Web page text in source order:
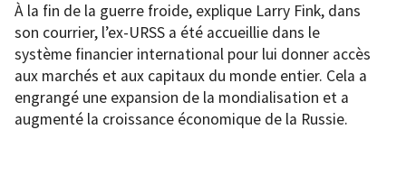
À la fin de la guerre froide, explique Larry Fink, dans
son courrier, l’ex-URSS a été accueillie dans le
système financier international pour lui donner accès
aux marchés et aux capitaux du monde entier. Cela a
engrangé une expansion de la mondialisation et a
augmenté la croissance économique de la Russie.